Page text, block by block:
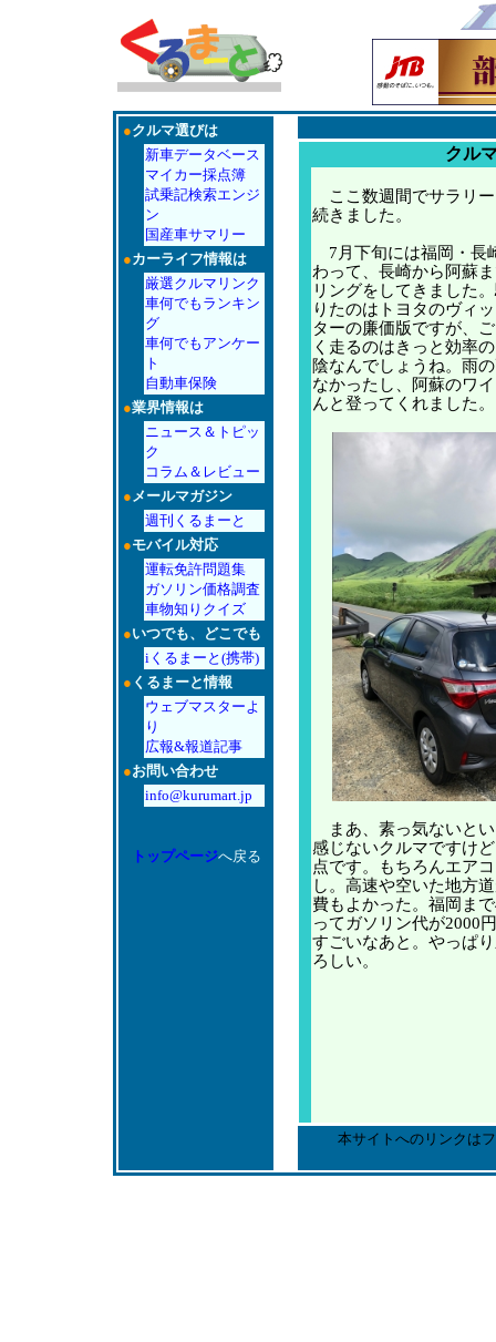
●クルマ選びは
新車データベース
マイカー採点簿
試乗記検索エンジ
ン
国産車サマリー
●カーライフ情報は
厳選クルマリンク
車何でもランキン
グ
車何でもアンケー
ト
自動車保険
●業界情報は
ニュース＆トピッ
ク
コラム＆レビュー
●メールマガジン
週刊くるまーと
●モバイル対応
運転免許問題集
ガソリン価格調査
車物知りクイズ
●いつでも、どこでも
iくるまーと(携帯)
● くるまーと情報
ウェブマスターよ
り
広報&報道記事
●お問い合わせ
info@kurumart.jp
トップページへ戻る
クル
ここ数週間でサラリ
続きました。
7月下旬には福岡・長
わって、長崎から阿蘇
リングをしてきました
りたのはトヨタのヴィ
ターの廉価版ですが、
く走るのはきっと効率
陰なんでしょうね。雨
なかったし、阿蘇のワ
んと登ってくれました。
まあ、素っ気ないと
感じないクルマですけ
点です。もちろんエア
し。高速や空いた地方
費もよかった。福岡ま
ってガソリン代が2000
すごいなあと。やっぱ
ろしい。
本サイトへのリンクは